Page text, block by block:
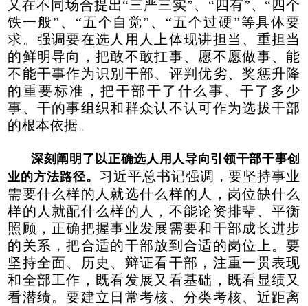
又在不同场合提出“三严三实”、“四有”、“四个
铁一般”、“五个自觉”、“五个过硬”等具体要
求。强调要在选人用人上体现讲担当、重担当
的鲜明导向，把敢不敢扛事、愿不愿做事、能
不能干事作为识别干部、评判优劣、奖惩升降
的重要标准，把干部干了什么事、干了多少
事、干的事组织和群众认不认可作为选拔干部
的根本依据。
深刻阐明了以正确选人用人导向引领干部干事创
业的方法路径。 习近平总书记强调，要坚持事业
需要什么样的人就选什么样的人，岗位缺什么
样的人就配什么样的人，不能论资排辈、平衡
照顾，正确把握事业发展需要和干部成长进步
的关系，把合适的干部放到合适的岗位上。要
坚持全面、历史、辩证看干部，注重一贯表现
和全部工作，既看发展又看基础，既看显绩又
看潜绩。要建立日常考核、分类考核、近距离